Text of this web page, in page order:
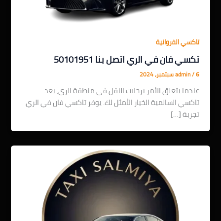
تاكسي الفروانية
تكسي فان في الري اتصل بنا 50101951
admin/6 سبتمبر، 2024
عندما يتعلق الأمر برحلات النقل في منطقة الري، يعد
تاكسي السالمية الخيار الأمثل لك. يوفر تاكسي فان في الري
تجربة […]